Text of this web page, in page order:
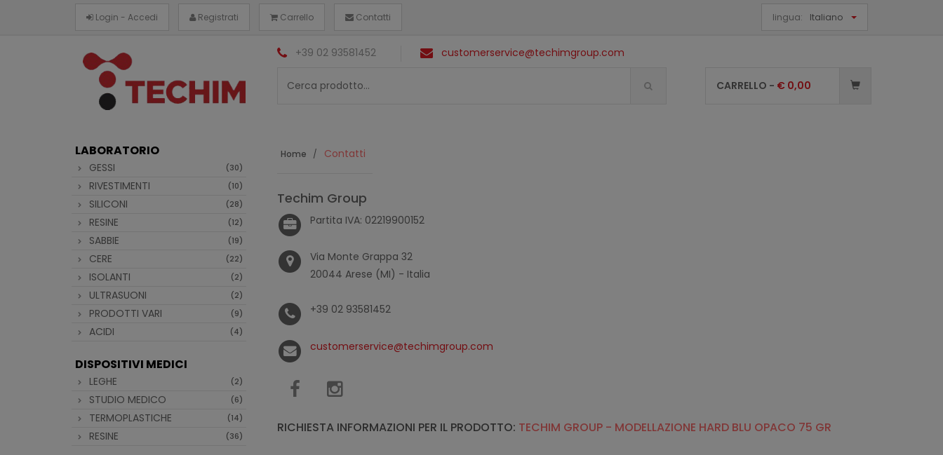
Login - Accedi Registrati Carrello Contatti lingua: Italiano
+39 02 93581452 customerservice@techimgroup.com
CARRELLO - € 0,00
LABORATORIO
GESSI (30)
RIVESTIMENTI (10)
SILICONI (28)
RESINE (12)
SABBIE (19)
CERE (22)
ISOLANTI (2)
ULTRASUONI (2)
PRODOTTI VARI (9)
ACIDI (4)
DISPOSITIVI MEDICI
LEGHE (2)
STUDIO MEDICO (6)
TERMOPLASTICHE (14)
RESINE (36)
Home Contatti
Techim Group
Partita IVA: 02219900152
Via Monte Grappa 32
20044 Arese (MI) - Italia
+39 02 93581452
customerservice@techimgroup.com
RICHIESTA INFORMAZIONI PER IL PRODOTTO: TECHIM GROUP - MODELLAZIONE HARD BLU OPACO 75 GR